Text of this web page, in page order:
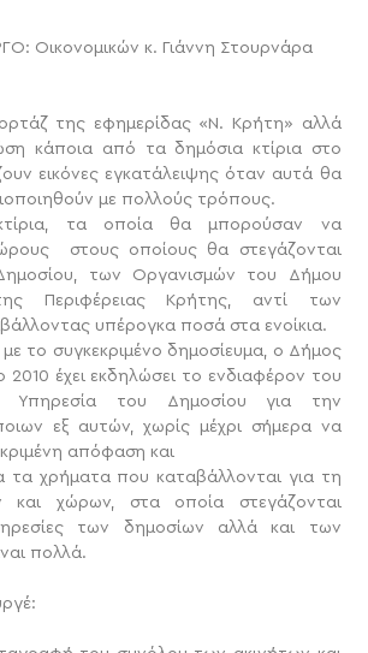
Οικονομικών κ. Γιάννη Στουρνάρα
της εφημερίδας «Ν. Κρήτη» αλλά
κάποια από τα δημόσια κτίρια στο
εικόνες εγκατάλειψης όταν αυτά θα
με πολλούς τρόπους.
κτίρια, τα οποία θα μπορούσαν να
στους οποίους θα στεγάζονται
των Οργανισμών του Δήμου
Περιφέρειας Κρήτης, αντί των
υπέρογκα ποσά στα ενοίκια.
το συγκεκριμένο δημοσίευμα, ο Δήμος
2010 έχει εκδηλώσει το ενδιαφέρον του
Υπηρεσία του Δημοσίου για την
εξ αυτών, χωρίς μέχρι σήμερα να
απόφαση και
τα χρήματα που καταβάλλονται για τη
και χώρων, στα οποία στεγάζονται
των δημοσίων αλλά και των
πολλά.